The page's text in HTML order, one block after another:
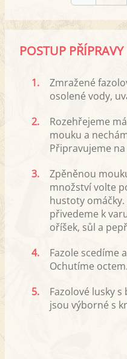
POSTUP PŘÍPRAVY
1.
Zmražené
osolené vody,
2.
Rozehřejeme
mouku a
Připravujeme
3.
Zpěněnou
množství volte
hustoty
přivedeme k
oříšek, sůl a
4.
Fazole scedíme
Ochutíme octem.
5.
Fazolové lusky
jsou výborné s